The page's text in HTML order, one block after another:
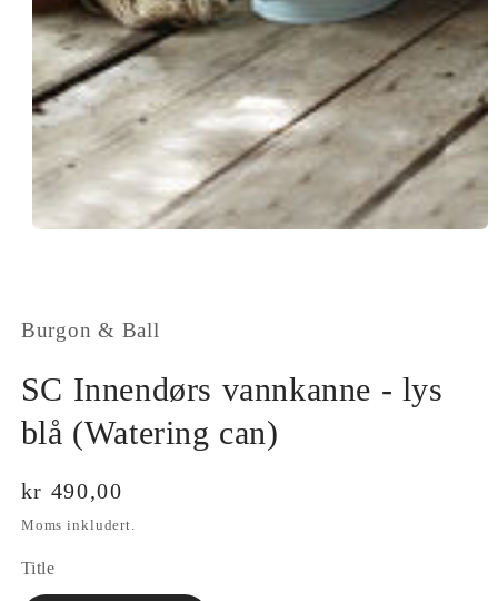
Burgon & Ball
SC Innendørs vannkanne - lys
blå (Watering can)
Vanlig
pris
kr 490,00
Moms inkludert.
Title